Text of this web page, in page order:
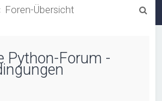
Foren-Übersicht
Python-Forum -